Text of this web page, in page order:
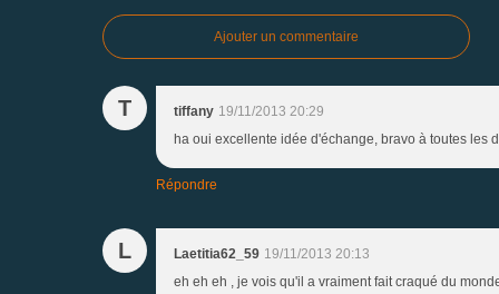
Ajouter un commentaire
T tiffany 19/11/2013 20:29
ha oui excellente idée d'échange, bravo à toutes les
Répondre
L Laetitia62_59 19/11/2013 20:13
eh eh eh , je vois qu'il a vraiment fait craqué du